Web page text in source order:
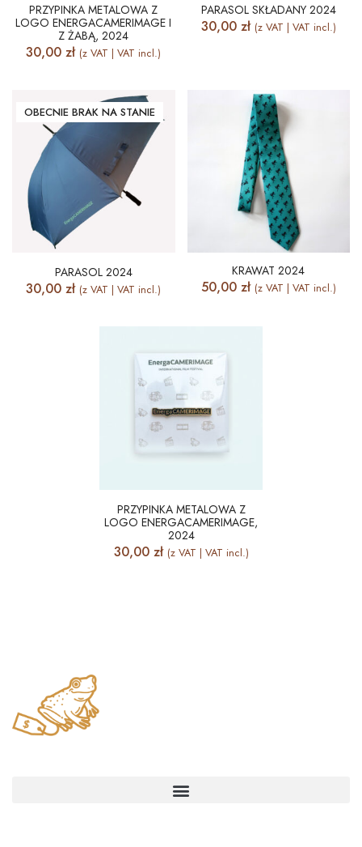
PRZYPINKA METALOWA Z
LOGO ENERGACAMERIMAGE I
Z ŻABĄ, 2024
30,00zł (z VAT | VAT incl.)
PARASOL SKŁADANY 2024
30,00 zł (z VAT | VAT incl.)
OBECNIE BRAK NA STANIE
PARASOL 2024
30,00zł (z VAT | VAT incl.)
KRAWAT 2024
50,00 zł (z VAT | VAT incl.)
PRZYPINKA METALOWA Z
LOGO ENERGACAMERIMAGE,
2024
30,00 zł (z VAT | VAT incl.)